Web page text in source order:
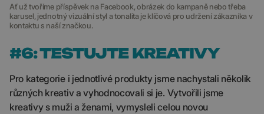
Ať už tvoříme příspěvek na Facebook, obrázek do kampaně nebo třeba
karusel, jednotný vizuální styl a tonalita je klíčová pro udržení zákazníka v
kontaktu s naší značkou.
#6: TESTUJTE KREATIVY
Pro kategorie i jednotlivé produkty jsme nachystali několik
různých kreativ a vyhodnocovali si je. Vytvořili jsme
kreativy s muži a ženami, vymysleli celou novou